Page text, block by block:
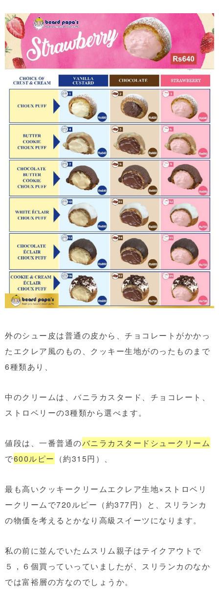
外のシュー皮は普通の皮から、チョコレートがかかっ
たエクレア風のもの、クッキー生地がのったものまで
6種類あり、
中のクリームは、バニラカスタード、チョコレート、
ストロベリーの3種類から選べます。
値段は、一番普通のバニラカスタードシュークリーム
で600ルピー （約315円）、
最も高いクッキークリームエクレア生地×ストロベリ
ークリームで720ルピー（約377円）と、スリランカ
の物価を考えるとかなり高級スイーツになります。
私の前に並んでいたムスリム親子はテイクアウトで
５，６個買っていっていましたが、スリランカのなか
では富裕層の方なのでしょうか。